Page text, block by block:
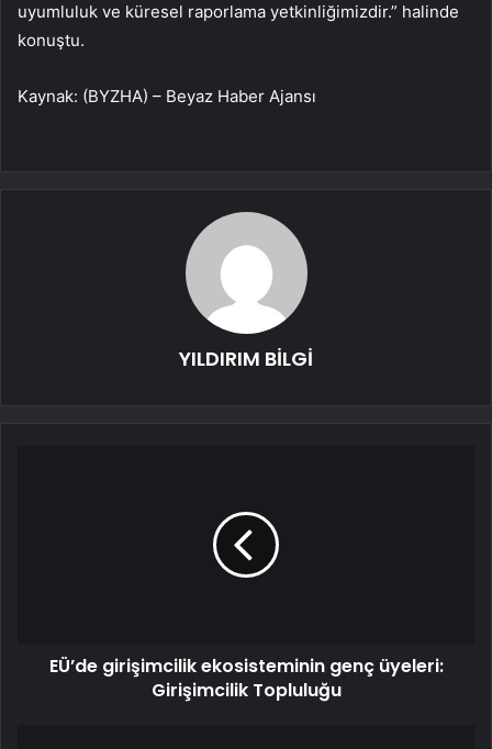
uyumluluk ve küresel raporlama yetkinliğimizdir.” halinde
konuştu.
Kaynak: (BYZHA) – Beyaz Haber Ajansı
YILDIRIM BİLGİ
EÜ’de girişimcilik ekosisteminin genç üyeleri:
Girişimcilik Topluluğu